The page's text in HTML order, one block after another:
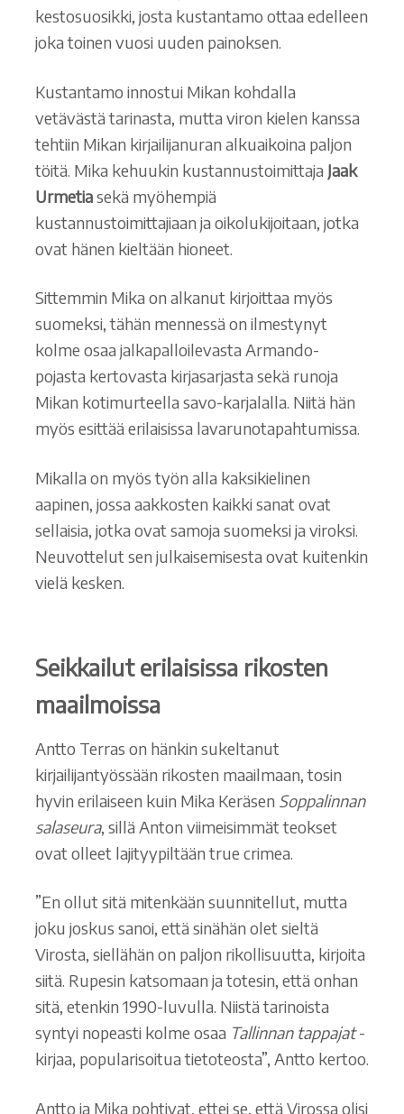
kestosuosikki, josta kustantamo ottaa edelleen
joka toinen vuosi uuden painoksen.
Kustantamo innostui Mikan kohdalla
vetävästä tarinasta, mutta viron kielen kanssa
tehtiin Mikan kirjailijanuran alkuaikoina paljon
töitä. Mika kehuukin kustannustoimittaja Jaak
Urmetiasekä myöhempiä
kustannustoimittajiaan ja oikolukijoitaan, jotka
ovat hänen kieltään hioneet.
Sittemmin Mika on alkanut kirjoittaa myös
suomeksi, tähän mennessä on ilmestynyt
kolme osaa jalkapalloilevasta Armando-
pojasta kertovasta kirjasarjasta sekä runoja
Mikan kotimurteella savo-karjalalla. Niitä hän
myös esittää erilaisissa lavarunotapahtumissa.
Mikalla on myös työn alla kaksikielinen
aapinen, jossa aakkosten kaikki sanat ovat
sellaisia, jotka ovat samoja suomeksi ja viroksi.
Neuvottelut sen julkaisemisesta ovat kuitenkin
vielä kesken.
Seikkailut erilaisissa rikosten
maailmoissa
Antto Terras on hänkin sukeltanut
kirjailijantyössään rikosten maailmaan, tosin
hyvin erilaiseen kuin Mika Keräsen Soppalinnan
salaseura, sillä Anton viimeisimmät teokset
ovat olleet lajityypiltään true crimea.
”En ollut sitä mitenkään suunnitellut, mutta
joku joskus sanoi, että sinähän olet sieltä
Virosta, siellähän on paljon rikollisuutta, kirjoita
siitä. Rupesin katsomaan ja totesin, että onhan
sitä, etenkin 1990-luvulla. Niistä tarinoista
syntyi nopeasti kolme osaa Tallinnan tappajat-
kirjaa, popularisoitua tietoteosta”, Antto kertoo.
Antto ja Mika pohtivat, ettei se, että Virossa olisi